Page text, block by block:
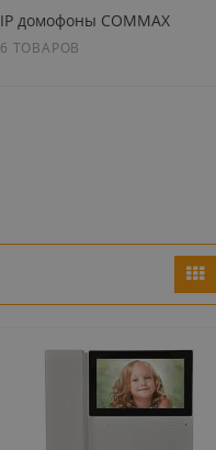
IP домофоны COMMAX
6 ТОВАРОВ